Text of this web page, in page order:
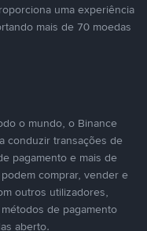
uma experiência
mais de 70 moedas
o mundo, o Binance
conduzir transações de
pagamento e mais de
comprar, vender e
outros utilizadores,
de pagamento
aberto.